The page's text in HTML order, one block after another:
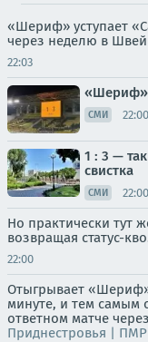
«Шериф» уступает
через неделю в
22:03
«Шериф»
СМИ 22:00
1 : 3 —
свистка
СМИ 22:00
Но практически тут
возвращая статус-
22:00
Отыгрывает
минуте, и тем самым
ответном матче
Приднестровья | ПМР